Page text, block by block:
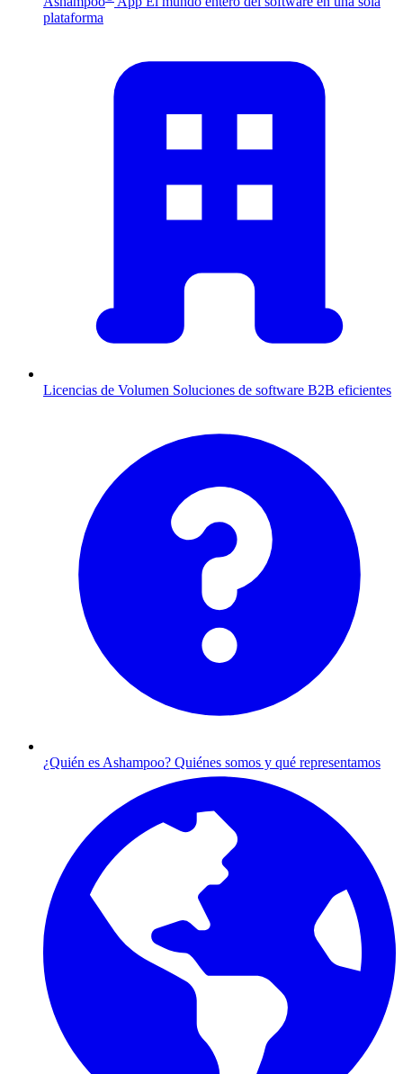
plataforma
Licencias de Volumen Soluciones de software B2B eficientes
¿Quién es Ashampoo? Quiénes somos y qué representamos